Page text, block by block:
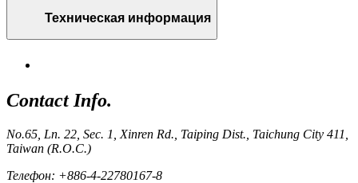
Техническая информация
Contact Info.
No.65, Ln. 22, Sec. 1, Xinren Rd., Taiping Dist., Taichung City 411,
Taiwan (R.O.C.)
Телефон: +886-4-22780167-8